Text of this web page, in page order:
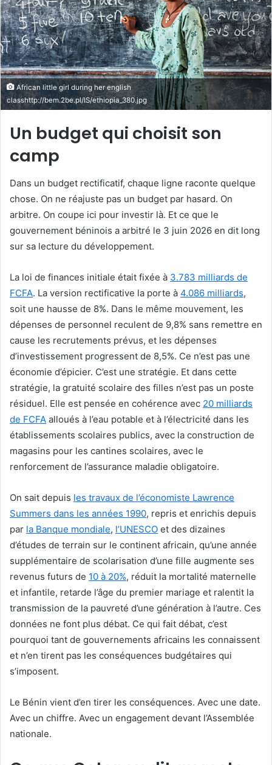
u
n
c
o
u
r
r
e
African little girl during her english
classhttp://bem.2be.pl/IS/ethiopia_380.jpg
Un budget qui choisit son
camp
Dans un budget rectificatif, chaque ligne raconte quelque
chose. On ne réajuste pas un budget par hasard. On
arbitre. On coupe ici pour investir là. Et ce que le
gouvernement béninois a arbitré le 3 juin 2026 en dit long
sur sa lecture du développement.
La loi de finances initiale était fixée à 3.783 milliards de
FCFA. La version rectificative la porte à 4.086 milliards,
soit une hausse de 8%. Dans le même mouvement, les
dépenses de personnel reculent de 9,8% sans remettre en
cause les recrutements prévus, et les dépenses
d’investissement progressent de 8,5%. Ce n’est pas une
économie d’épicier. C’est une stratégie. Et dans cette
stratégie, la gratuité scolaire des filles n’est pas un poste
résiduel. Elle est pensée en cohérence avec 20 milliards
de FCFA alloués à l’eau potable et à l’électricité dans les
établissements scolaires publics, avec la construction de
magasins pour les cantines scolaires, avec le
renforcement de l’assurance maladie obligatoire.
On sait depuis les travaux de l’économiste Lawrence
Summers dans les années 1990, repris et enrichis depuis
par la Banque mondiale, l’UNESCO et des dizaines
d’études de terrain sur le continent africain, qu’une année
supplémentaire de scolarisation d’une fille augmente ses
revenus futurs de 10 à 20%, réduit la mortalité maternelle
et infantile, retarde l’âge du premier mariage et ralentit la
transmission de la pauvreté d’une génération à l’autre. Ces
données ne font plus débat. Ce qui fait débat, c’est
pourquoi tant de gouvernements africains les connaissent
et n’en tirent pas les conséquences budgétaires qui
s’imposent.
Le Bénin vient d’en tirer les conséquences. Avec une date.
Avec un chiffre. Avec un engagement devant l’Assemblée
nationale.